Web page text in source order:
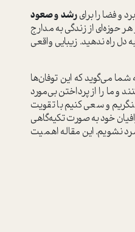
و فضا را برایرشد و صعود
حوزه‌ای از زندگی به مدارج
راه ندهید. زیبایی واقعی
می‌گوید که این توفان‌ها
و ما را از پرداختن بی‌مورد
و سعی کنیم با تقویت
خود به صورت تکیه‌گاهی
نشویم. این مقاله اهمیت